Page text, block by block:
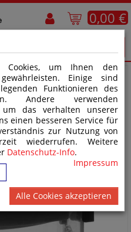
Cookies, um Ihnen den
Einige sind
Funktionieren des
Andere verwenden
um das verhalten unserer
einen besseren Service für
zur Nutzung von
wiederrufen. Weitere
Datenschutz-Info.
Impressum
Alle Cookies akzeptieren
0,00 €